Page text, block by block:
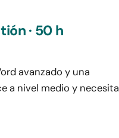
· 50 h
avanzado y una
a nivel medio y necesita